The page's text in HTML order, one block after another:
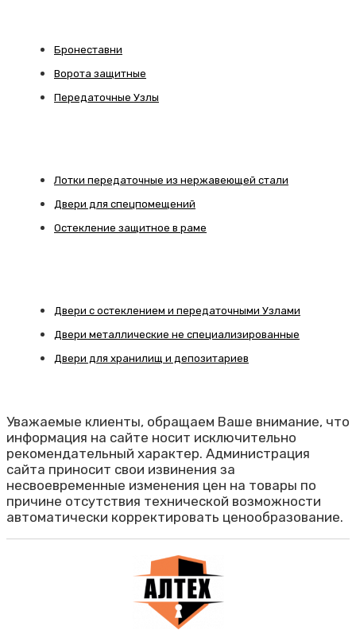
Бронеставни
Ворота защитные
Передаточные Узлы
Лотки передаточные из нержавеющей стали
Двери для спецпомещений
Остекление защитное в раме
Двери с остеклением и передаточными Узлами
Двери металлические не специализированные
Двери для хранилищ и депозитариев
Уважаемые клиенты, обращаем Ваше внимание, что
информация на сайте носит исключительно
рекомендательный характер. Администрация
сайта приносит свои извинения за
несвоевременные изменения цен на товары по
причине отсутствия технической возможности
автоматически корректировать ценообразование.